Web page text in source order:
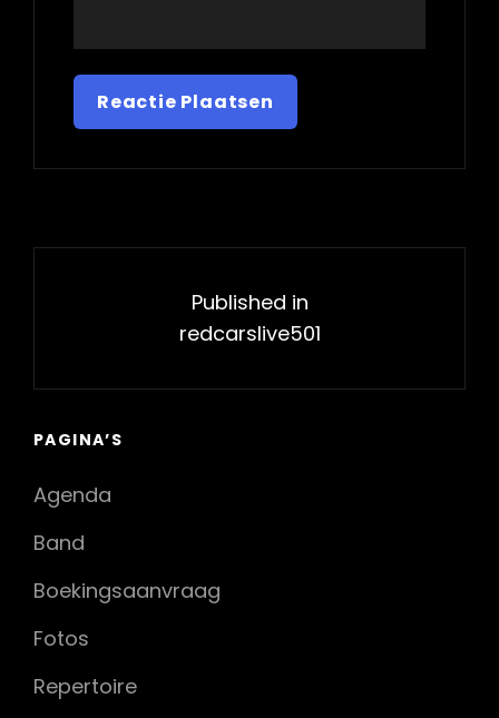
Published in
redcarslive501
PAGINA’S
Agenda
Band
Boekingsaanvraag
Fotos
Repertoire